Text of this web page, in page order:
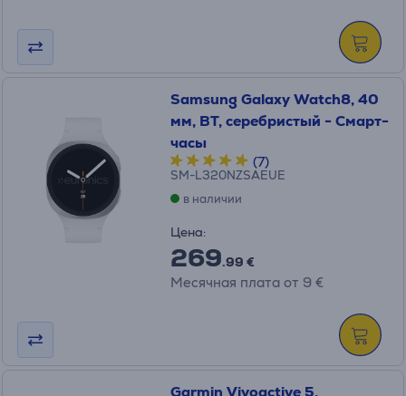
Samsung Galaxy Watch8, 40
мм, BT, серебристый - Смарт-
часы
(7)
SM-L320NZSAEUE
в наличии
Цена:
269.99 €
Месячная плата от 9 €